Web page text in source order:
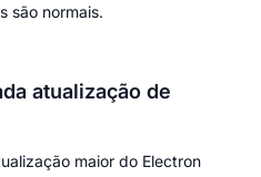
são normais.
atualização de
maior do Electron